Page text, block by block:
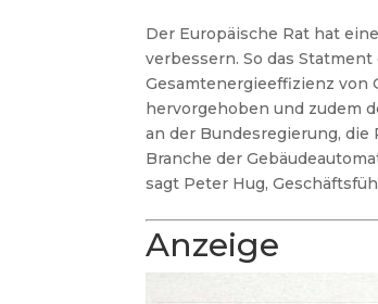
Der Europäische Rat hat
verbessern. So das
Gesamtenergieeffizienz von
hervorgehoben und zudem
an der Bundesregierung,
Branche der
sagt Peter Hug,
Anzeige